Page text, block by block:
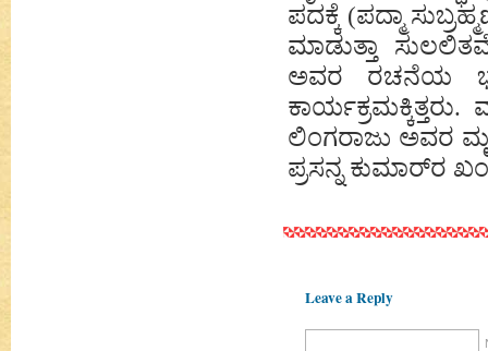
ಪದಕ್ಕೆ (ಪದ್ಮಾ
ಮಾಡುತ್ತಾ
ಅವರ ರಚನೆಯ
ಲಿಂಗರಾಜು ಅವರ
ಪ್ರಸನ್ನ ಕುಮಾರ್‌ರ
Leave a Reply